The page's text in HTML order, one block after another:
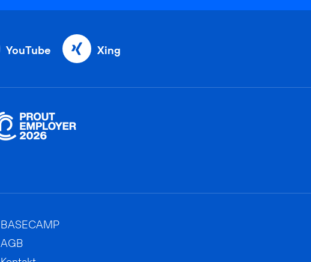
YouTube Xing
BASECAMP
AGB